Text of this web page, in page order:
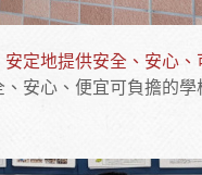
定地提供安全、安心
安心、便宜可負擔的學